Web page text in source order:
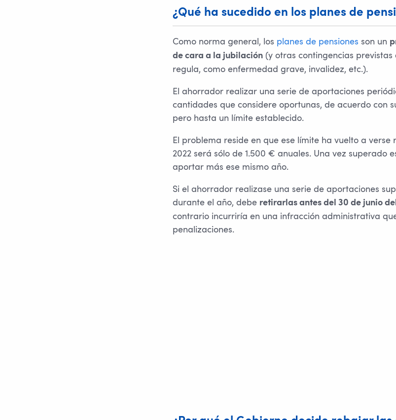
¿Qué ha sucedido en los planes de
Como norma general, los planes de pensiones son un
de cara a la jubilación(y otras contingencias previstas
regula, como enfermedad grave, invalidez, etc.).
El ahorrador realizar una serie de aportaciones
cantidades que considere oportunas, de acuerdo con
pero hasta un límite establecido.
El problema reside en que ese límite ha vuelto a verse
2022 será sólo de 1.500 € anuales. Una vez superado
aportar más ese mismo año.
Si el ahorrador realizase una serie de aportaciones
durante el año, debe retirarlas antes del 30 de junio
contrario incurriría en una infracción administrativa
penalizaciones.